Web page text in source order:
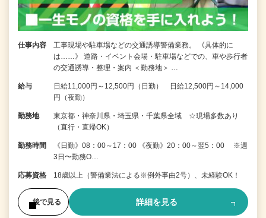
仕事内容
工事現場や駐車場などの交通誘導警備業務。 《具体的に
は……》 道路・イベント会場・駐車場などでの、車や歩行者
の交通誘導・整理・案内 ＜勤務地＞ …
給与
日給11,000円～12,500円（日勤） 日給12,500円～14,000
円（夜勤）
勤務地
東京都・神奈川県・埼玉県・千葉県全域 ☆現場多数あり
（直行・直帰OK）
勤務時間
《日勤》08：00～17：00 《夜勤》20：00～翌5：00 ※週
3日〜勤務O…
応募資格 18歳以上（警備業法による※例外事由2号）、未経験OK！
後で見る 詳細を見る